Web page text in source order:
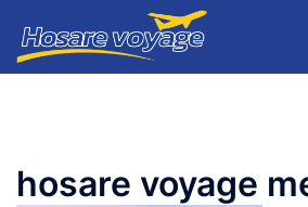
hosare voyage